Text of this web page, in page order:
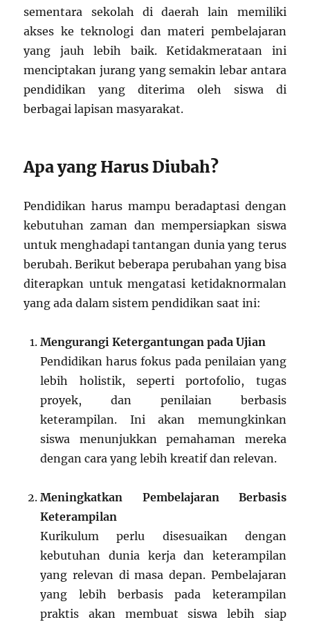
sementara sekolah di daerah lain memiliki
akses ke teknologi dan materi pembelajaran
yang jauh lebih baik. Ketidakmerataan ini
menciptakan jurang yang semakin lebar antara
pendidikan yang diterima oleh siswa di
berbagai lapisan masyarakat.
Apa yang Harus Diubah?
Pendidikan harus mampu beradaptasi dengan
kebutuhan zaman dan mempersiapkan siswa
untuk menghadapi tantangan dunia yang terus
berubah. Berikut beberapa perubahan yang bisa
diterapkan untuk mengatasi ketidaknormalan
yang ada dalam sistem pendidikan saat ini:
Mengurangi Ketergantungan pada Ujian
Pendidikan harus fokus pada penilaian yang
lebih holistik, seperti portofolio, tugas
proyek, dan penilaian berbasis
keterampilan. Ini akan memungkinkan
siswa menunjukkan pemahaman mereka
dengan cara yang lebih kreatif dan relevan.
Meningkatkan Pembelajaran Berbasis
Keterampilan
Kurikulum perlu disesuaikan dengan
kebutuhan dunia kerja dan keterampilan
yang relevan di masa depan. Pembelajaran
yang lebih berbasis pada keterampilan
praktis akan membuat siswa lebih siap